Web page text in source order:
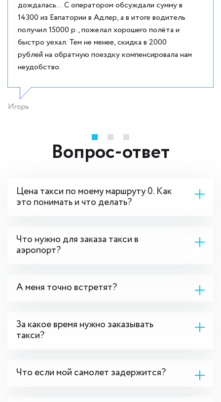
дождалась... С оператором обсуждали сумму в
14300 из Евпатории в Адлер, а в итоге водитель
получил 15000 р., пожелал хорошего полёта и
быстро уехал. Тем не менее, скидка в 2000
рублей на обратную поездку компенсировала нам
неудобство.
Игорь
Вопрос-ответ
Цена такси по моему маршруту 0. Как
это понимать и что делать?
Что нужно для заказа такси в
аэропорт?
А меня точно встретят?
За какое время нужно заказывать
такси?
Что если мой самолет задержится?